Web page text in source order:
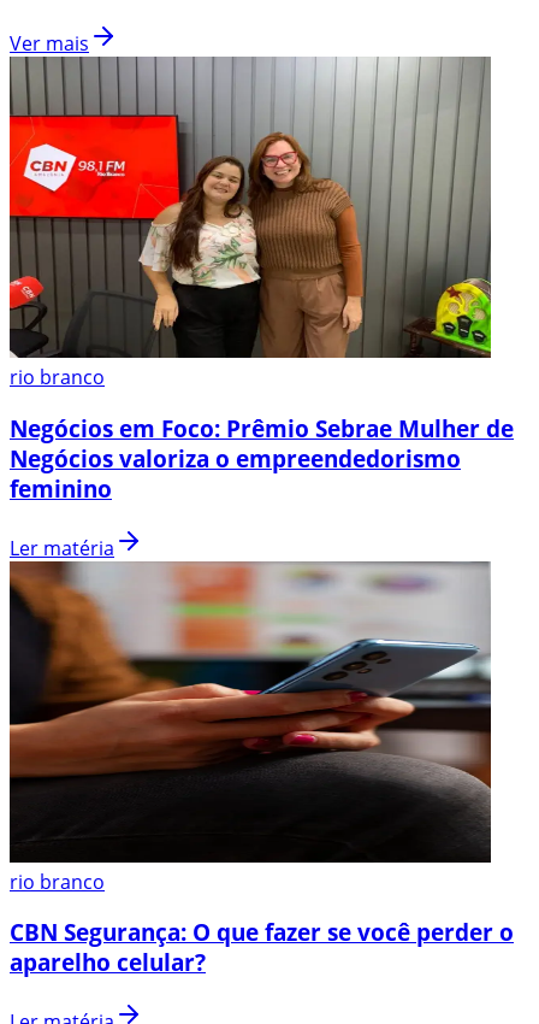
Ver mais
rio branco
Negócios em Foco: Prêmio Sebrae Mulher de
Negócios valoriza o empreendedorismo
feminino
Ler matéria
rio branco
CBN Segurança: O que fazer se você perder o
aparelho celular?